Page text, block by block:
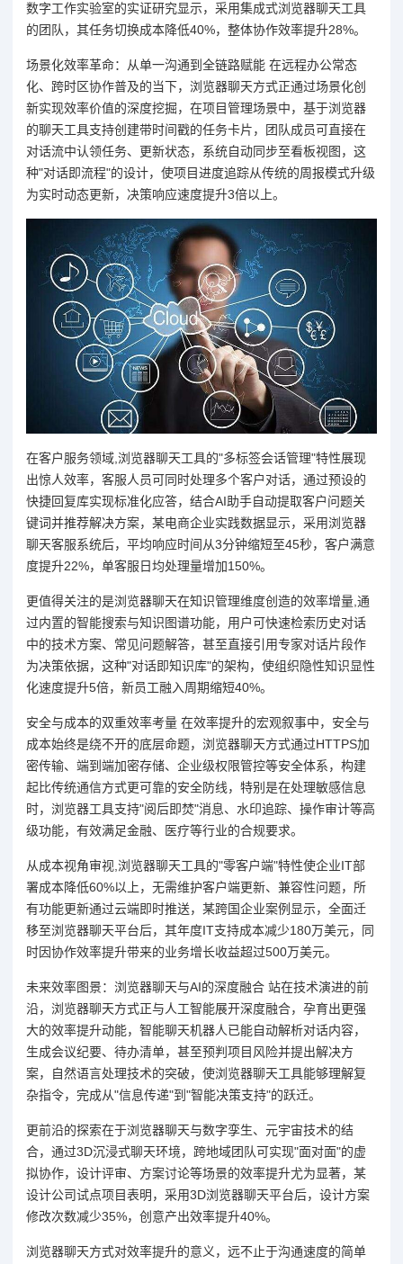
数字工作实验室的实证研究显示，采用集成式浏览器聊天工具
的团队，其任务切换成本降低40%，整体协作效率提升28%。
场景化效率革命：从单一沟通到全链路赋能 在远程办公常态
化、跨时区协作普及的当下，浏览器聊天方式正通过场景化创
新实现效率价值的深度挖掘，在项目管理场景中，基于浏览器
的聊天工具支持创建带时间戳的任务卡片，团队成员可直接在
对话流中认领任务、更新状态，系统自动同步至看板视图，这
种"对话即流程"的设计，使项目进度追踪从传统的周报模式升级
为实时动态更新，决策响应速度提升3倍以上。
在客户服务领域,浏览器聊天工具的"多标签会话管理"特性展现
出惊人效率，客服人员可同时处理多个客户对话，通过预设的
快捷回复库实现标准化应答，结合AI助手自动提取客户问题关
键词并推荐解决方案，某电商企业实践数据显示，采用浏览器
聊天客服系统后，平均响应时间从3分钟缩短至45秒，客户满意
度提升22%，单客服日均处理量增加150%。
更值得关注的是浏览器聊天在知识管理维度创造的效率增量,通
过内置的智能搜索与知识图谱功能，用户可快速检索历史对话
中的技术方案、常见问题解答，甚至直接引用专家对话片段作
为决策依据，这种"对话即知识库"的架构，使组织隐性知识显性
化速度提升5倍，新员工融入周期缩短40%。
安全与成本的双重效率考量 在效率提升的宏观叙事中，安全与
成本始终是绕不开的底层命题，浏览器聊天方式通过HTTPS加
密传输、端到端加密存储、企业级权限管控等安全体系，构建
起比传统通信方式更可靠的安全防线，特别是在处理敏感信息
时，浏览器工具支持"阅后即焚"消息、水印追踪、操作审计等高
级功能，有效满足金融、医疗等行业的合规要求。
从成本视角审视,浏览器聊天工具的"零客户端"特性使企业IT部
署成本降低60%以上，无需维护客户端更新、兼容性问题，所
有功能更新通过云端即时推送，某跨国企业案例显示，全面迁
移至浏览器聊天平台后，其年度IT支持成本减少180万美元，同
时因协作效率提升带来的业务增长收益超过500万美元。
未来效率图景：浏览器聊天与AI的深度融合 站在技术演进的前
沿，浏览器聊天方式正与人工智能展开深度融合，孕育出更强
大的效率提升动能，智能聊天机器人已能自动解析对话内容，
生成会议纪要、待办清单，甚至预判项目风险并提出解决方
案，自然语言处理技术的突破，使浏览器聊天工具能够理解复
杂指令，完成从"信息传递"到"智能决策支持"的跃迁。
更前沿的探索在于浏览器聊天与数字孪生、元宇宙技术的结
合，通过3D沉浸式聊天环境，跨地域团队可实现"面对面"的虚
拟协作，设计评审、方案讨论等场景的效率提升尤为显著，某
设计公司试点项目表明，采用3D浏览器聊天平台后，设计方案
修改次数减少35%，创意产出效率提升40%。
浏览器聊天方式对效率提升的意义，远不止于沟通速度的简单